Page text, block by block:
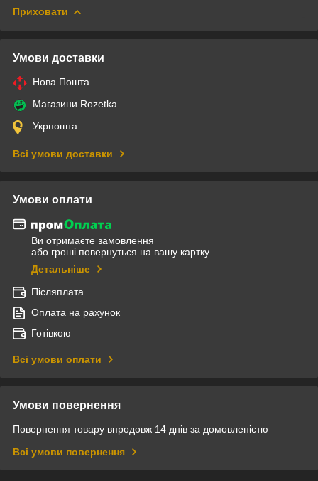
Приховати
Умови доставки
Нова Пошта
Магазини Rozetka
Укрпошта
Всі умови доставки
Умови оплати
Ви отримаєте замовлення
або гроші повернуться на вашу картку
Детальніше
Післяплата
Оплата на рахунок
Готівкою
Всі умови оплати
Умови повернення
Повернення товару впродовж 14 днів за домовленістю
Всі умови повернення